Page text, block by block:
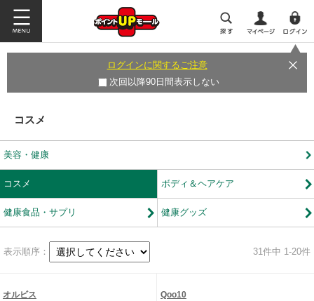
ログインに関するご注意
次回以降90日間表示しない
コスメ
美容・健康
コスメ ボディ＆ヘアケア
健康食品・サプリ 健康グッズ
表示順序： 31件中 1-20件
オルビス Qoo10